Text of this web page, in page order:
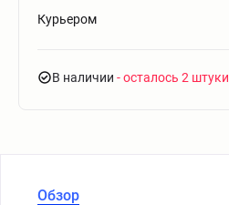
Курьером
В наличии - осталось 2 штуки
Обзор